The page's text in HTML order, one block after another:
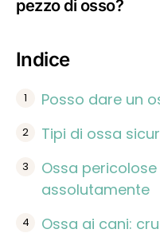
pezzo di osso?
Indice
Posso dare un
Tipi di ossa
Ossa
assolutamente
Ossa ai cani: